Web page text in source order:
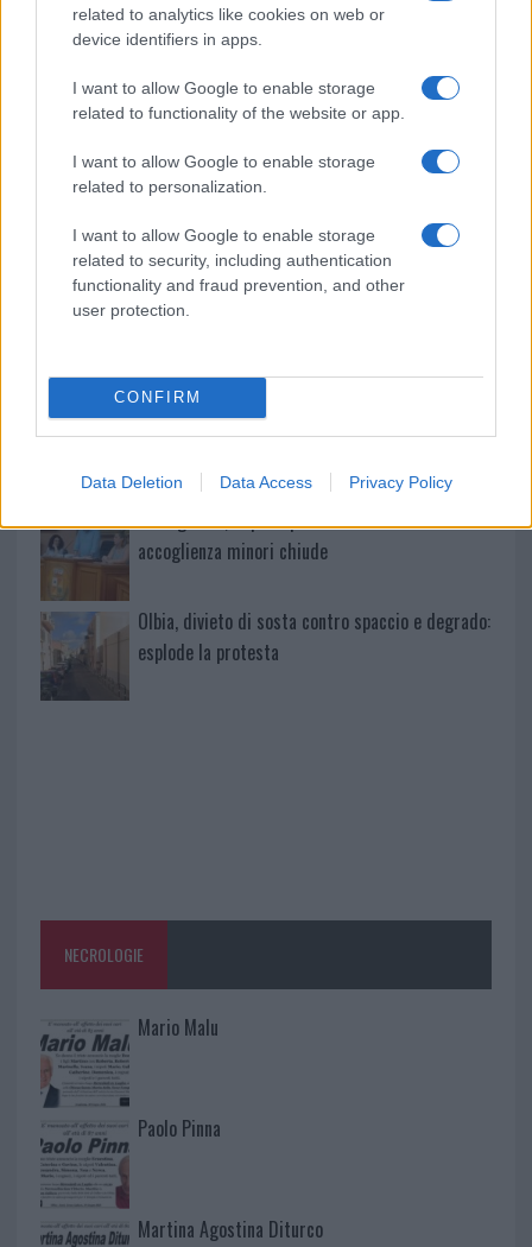
related to analytics like cookies on web or
device identifiers in apps.
I want to allow Google to enable storage
related to functionality of the website or app.
I want to allow Google to enable storage
related to personalization.
I want to allow Google to enable storage
related to security, including authentication
functionality and fraud prevention, and other
user protection.
CONFIRM
Data Deletion Data Access Privacy Policy
Incendio nella notte a Olbia, a fuoco due furgoni
A fuoco un deposito con bombole, intervento dei
Maddalena, incendio a Monti d’à rena
Le previsioni meteo per il weekend a Olbia e in
Michelle Hunziker in Gallura, bella anche dal
Calangianus, dopo le polemiche il centro
accoglienza minori chiude
Olbia, divieto di sosta contro spaccio e degrado:
esplode la protesta
NECROLOGIE
Mario Malu
Paolo Pinna
Martina Agostina Diturco